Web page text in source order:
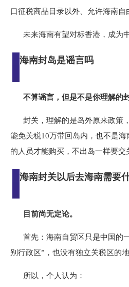
口征税商品目录以外、允许海南
未来海南有望对标香港，成为
海南封岛是谣言吗
不算谣言，但是不是你理解的封
封关，理解的是岛外原来政策
能免关税10万带回岛内，也不是
的人员才能购买，不出岛一样要交
海南封关以后去海南需要
目前尚无定论。
首先：海南自贸区只是中国的
别行政区”，也没有独立关税区的地
所以，个人认为：